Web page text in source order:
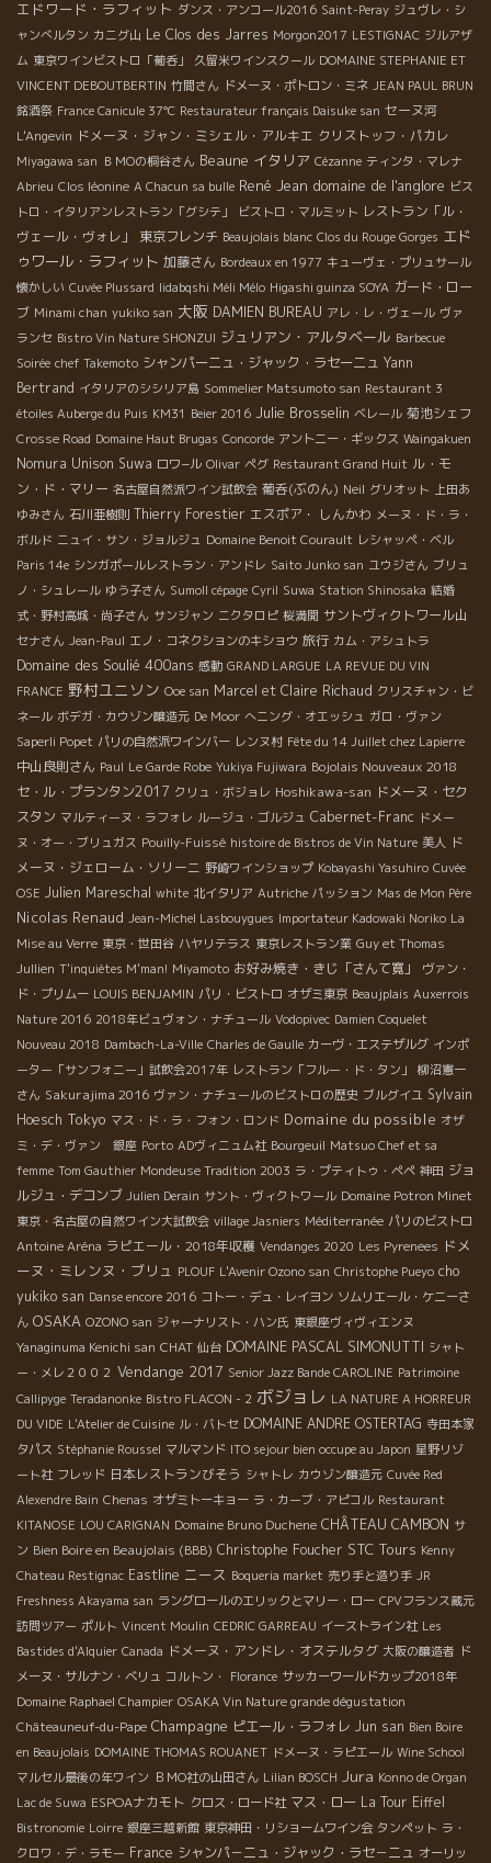
エドワード・ラフィット ダンス・アンコール2016 Saint-Peray ジュヴレ・シ
ャンべルタン カニグ山 Le Clos des Jarres Morgon2017 LESTIGNAC ジルアザ
ム 東京ワインビストロ「葡呑」 久留米ワインスクール DOMAINE STEPHANIE ET
VINCENT DEBOUTBERTIN 竹間さん ドメーヌ・ポトロン・ミネ JEAN PAUL BRUN
銘酒祭 France Canicule 37℃ Restaurateur français Daisuke san セーヌ河
L'Angevin ドメーヌ・ジャン・ミシェル・アルキエ クリストッフ・パカレ
Miyagawa san ＢＭОの桐谷さん Beaune イタリア Cézanne ティンタ・マレナ
Abrieu Clos léonine A Chacun sa bulle René Jean domaine de l'anglore ビス
トロ・イタリアンレストラン「グシテ」
ビストロ・マルミット レストラン「ル・
ヴェール・ヴォレ」
東京フレンチ Beaujolais blanc Clos du Rouge Gorges エド
ゥワール・ラフィット 加藤さん Bordeaux en 1977 キューヴェ・プリュサール
懐かしい Cuvée Plussard Iidabqshi Méli Mélo Higashi guinza SOYA ガード・ロー
ブ Minami chan yukiko san 大阪 DAMIEN BUREAU アレ・レ・ヴェール ヴァ
ランセ Bistro Vin Nature SHONZUI ジュリアン・アルタベール Barbecue
Soirée chef Takemoto シャンパーニュ・ジャック・ラセーニュ Yann
Bertrand イタリアのシシリア島 Sommelier Matsumoto san Restaurant 3
étoiles Auberge du Puis KM31 Beier 2016 Julie Brosselin ベレール 菊池シェフ
Crosse Road Domaine Haut Brugas Concorde アントニー・ギックス Waingakuen
Nomura Unison Suwa ロワ−ル Olivar ペグ Restaurant Grand Huit ル・モ
ン・ド・マリー 名古屋自然派ワイン試飲会 葡呑(ぶのん) Neil グリオット
上田あ
ゆみさん 石川亜樹則 Thierry Forestier エスポア・ しんかわ メーヌ・ド・ラ・
ボルド ニュイ・サン・ジョルジュ Domaine Benoit Courault レシャッペ・ベル
Paris 14e シンガポールレストラン・アンドレ Saito Junko san ユウジさん ブリュ
ノ・シュレール ゆう子さん Sumoll cépage Cyril Suwa Station Shinosaka 結婚
式・野村高城・尚子さん サンジャン ニクタロピ 桜満開 サントヴィクトワール山
セナさん Jean-Paul エノ・コネクションのキショウ 旅行 カム・アシュトラ
Domaine des Soulié 400ans 感動 GRAND LARGUE LA REVUE DU VIN
FRANCE 野村ユニソン Ooe san Marcel et Claire Richaud クリスチャン・ビ
ネール ボデガ・カウゾン醸造元 De Moor へニング・オエッシュ ガロ・ヴァン
Saperli Popet パリの自然派ワインバー レンヌ村 Fête du 14 Juillet chez Lapierre
中山良則さん Paul Le Garde Robe Yukiya Fujiwara Bojolais Nouveaux 2018
セ・ル・プランタン2017 クリュ・ボジョレ Hoshikawa-san ドメーヌ・セク
スタン マルティーヌ・ラフォレ ルージュ・ゴルジュ Cabernet-Franc ドメー
ヌ・オー・ブリュガス Pouilly-Fuissé histoire de Bistros de Vin Nature 美人 ド
メーヌ・ジェローム・ソリーニ 野崎ワインショップ Kobayashi Yasuhiro Cuvée
OSE Julien Mareschal white 北イタリア Autriche パッション Mas de Mon Père
Nicolas Renaud Jean-Michel Lasbouygues Importateur Kadowaki Noriko La
Mise au Verre 東京・世田谷 ハヤリテラス 東京レストラン業 Guy et Thomas
Jullien T'inquiètes M'man! Miyamoto お好み焼き・きじ「さんて寛」
ヴァン・
ド・プリムー LOUIS BENJAMIN パリ・ビストロ オザミ東京 Beaujplais Auxerrois
Nature 2016 2018年ビュヴォン・ナチュール Vodopivec Damien Coquelet
Nouveau 2018 Dambach-La-Ville Charles de Gaulle カーヴ・エステザルグ インポ
ーター「サンフォニー」試飲会2017年 レストラン「フルー・ド・タン」
柳沼憲一
さん Sakurajima 2016 ヴァン・ナチュールのビストロの歴史 ブルグイユ Sylvain
Hoesch Tokyo マス・ド・ラ・フォン・ロンド Domaine du possible オザ
ミ・デ・ヴァン 銀座 Porto ADヴィニュム社 Bourgeuil Matsuo Chef et sa
femme Tom Gauthier Mondeuse Tradition 2003 ラ・プティトゥ・ペペ 神田 ジョ
ルジュ・デコンブ Julien Derain サント・ヴィクトワール Domaine Potron Minet
東京・名古屋の自然ワイン大試飲会 village Jasniers Méditerranée パリのビストロ
Antoine Aréna ラピエール・2018年収穫 Vendanges 2020 Les Pyrenees ドメ
ーヌ・ミレンヌ・ブリュ PLOUF L'Avenir Ozono san Christophe Pueyo cho
yukiko san Danse encore 2016 コトー・デュ・レイヨン ソムリエール・ケニーさ
ん OSAKA OZONO san ジャーナリスト・ハン氏 東銀座ヴィヴィエンヌ
Yanaginuma Kenichi san CHAT 仙台 DOMAINE PASCAL SIMONUTTI シャト
ー・メレ２００２ Vendange 2017 Senior Jazz Bande CAROLINE Patrimoine
Callipyge Teradanonke Bistro FLACON - 2 ボジョレ LA NATURE A HORREUR
DU VIDE L'Atelier de Cuisine ル・バトセ DOMAINE ANDRE OSTERTAG 寺田本家
タパス Stéphanie Roussel マルマンド ITO sejour bien occupe au Japon 星野リゾ
ート社 フレッド 日本レストランびそう シャトレ カウゾン醸造元 Cuvée Red
Alexendre Bain Chenas オザミトーキョー ラ・カーブ・アピコル Restaurant
KITANOSE LOU CARIGNAN Domaine Bruno Duchene CHÂTEAU CAMBON サ
ン Bien Boire en Beaujolais (BBB) Christophe Foucher STC Tours Kenny
Chateau Restignac Eastline ニース Boqueria market 売り手と造り手 JR
Freshness Akayama san ラングロールのエリックとマリー・ロー CPVフランス蔵元
訪問ツアー ポルト Vincent Moulin CEDRIC GARREAU イーストライン社 Les
Bastides d'Alquier Canada ドメーヌ・アンドレ・オステルタグ 大阪の醸造者 ド
メーヌ・サルナン・ベリュ コルトン・ Florance サッカーワールドカップ2018年
Domaine Raphael Champier OSAKA Vin Nature grande dégustation
Châteauneuf-du-Pape Champagne ピエール・ラフォレ Jun san Bien Boire
en Beaujolais DOMAINE THOMAS ROUANET ドメーヌ・ラピエール Wine School
マルセル最後の年ワイン ＢＭО社の山田さん Lilian BOSCH Jura Konno de Organ
Lac de Suwa ESPOAナカモト クロス・ロード社 マス・ロー La Tour Eiffel
Bistronomie Loirre 銀座三越新館 東京神田・リショームワイン会 タンペット ラ・
クロワ・デ・ラモー France シャンパ－ニュ・ジャック・ラセ－ニュ オーリッ